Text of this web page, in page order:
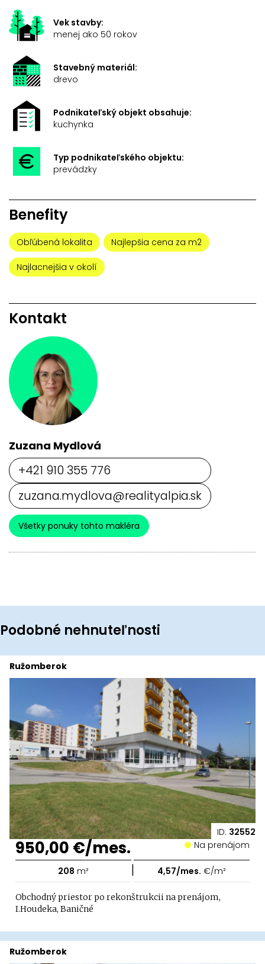
Vek stavby:
menej ako 50 rokov
Stavebný materiál:
drevo
Podnikateľský objekt obsahuje:
kuchynka
Typ podnikateľského objektu:
prevádzky
Benefity
Obľúbená lokalita Najlepšia cena za m2
Najlacnejšia v okolí
Kontakt
Zuzana Mydlová
+421 910 355 776
zuzana.mydlova@realityalpia.sk
Všetky ponuky tohto makléra
Podobné nehnuteľnosti
ID: 32552
Ružomberok
950,00 €/mes. Na prenájom
208 m² | 4,57/mes. €/m²
Obchodný priestor po rekonštrukcii na prenájom,
I.Houdeka, Baničné
Ružomberok